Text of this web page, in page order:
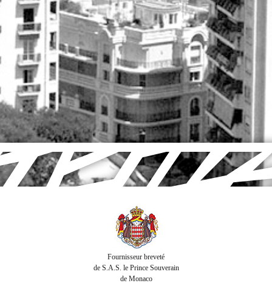
Fournisseur breveté
de S.A.S. le Prince Souverain
de Monaco